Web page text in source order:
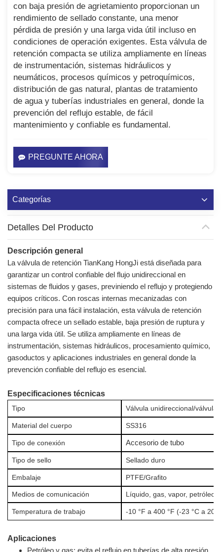
con baja presión de agrietamiento proporcionan un
rendimiento de sellado constante, una menor
pérdida de presión y una larga vida útil incluso en
condiciones de operación exigentes. Esta válvula de
retención compacta se utiliza ampliamente en líneas
de instrumentación, sistemas hidráulicos y
neumáticos, procesos químicos y petroquímicos,
distribución de gas natural, plantas de tratamiento
de agua y tuberías industriales en general, donde la
prevención del reflujo estable, de fácil
mantenimiento y confiable es fundamental.
PREGUNTE AHORA
Categorías
Detalles Del Producto
Descripción general
La válvula de retención TianKang HongJi está diseñada para
garantizar un control confiable del flujo unidireccional en
sistemas de fluidos y gases, previniendo el reflujo y protegiendo
equipos críticos. Con roscas internas mecanizadas con
precisión para una fácil instalación, esta válvula de retención
compacta ofrece un sellado estable, baja presión de ruptura y
una larga vida útil. Se utiliza ampliamente en líneas de
instrumentación, sistemas hidráulicos, procesamiento químico,
gasoductos y aplicaciones industriales en general donde la
prevención confiable del reflujo es esencial.
Especificaciones técnicas
Tipo Válvula unidireccional/válvula
Material del cuerpo SS316
Tipo de conexión Accesorio de tubo
Tipo de sello Sellado duro
Embalaje PTFE/Grafito
Medios de comunicación Líquido, gas, vapor, petróleo
Temperatura de trabajo -10 °F a 400 °F (-23 °C a 204
Aplicaciones